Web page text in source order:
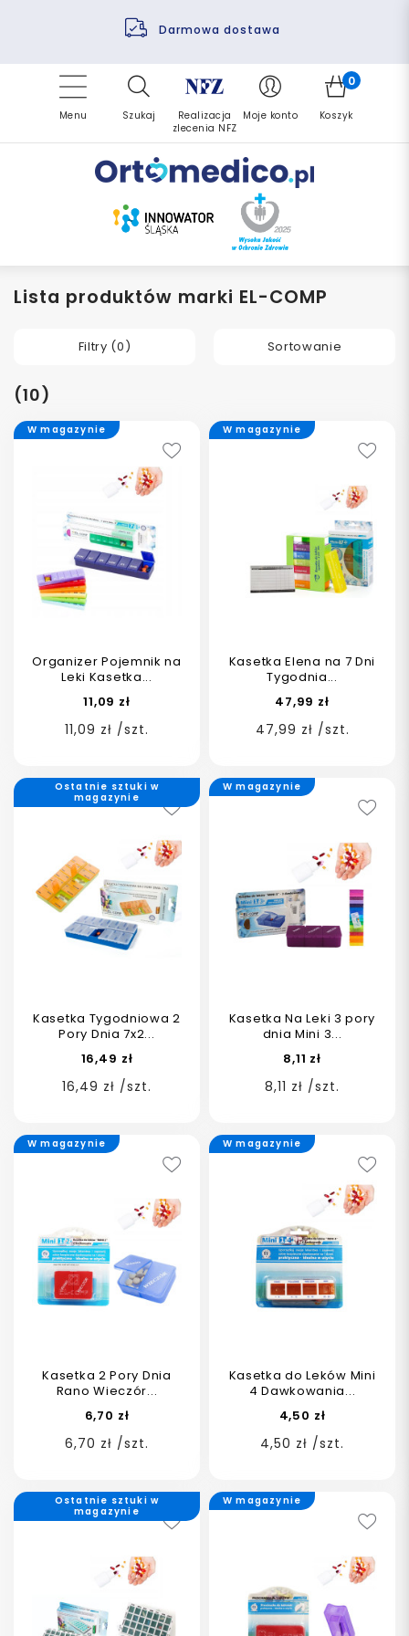
Darmowa dostawa
Pomoc fizjoterapeuty
Finansowanie PFRON
Refundacja NFZ
Zrealizuj zlecenie ponownie
Menu Szukaj
Realizacja
zlecenia NFZ
Moje konto
0
Koszyk
Lista produktów marki EL-COMP
Filtry (0) Sortowanie
(10)
Organizer Pojemnik na
Leki Kasetka...
11,09 zł
11,09 zł /szt.
W magazynie
Kasetka Elena na 7 Dni
Tygodnia...
47,99 zł
47,99 zł /szt.
W magazynie
Kasetka Tygodniowa 2
Pory Dnia 7x2...
16,49 zł
16,49 zł /szt.
Ostatnie sztuki w
magazynie
Kasetka Na Leki 3 pory
dnia Mini 3...
8,11 zł
8,11 zł /szt.
W magazynie
Kasetka 2 Pory Dnia
Rano Wieczór...
6,70 zł
6,70 zł /szt.
W magazynie
Kasetka do Leków Mini
4 Dawkowania...
4,50 zł
4,50 zł /szt.
W magazynie
Ostatnie sztuki w
magazynie
W magazynie